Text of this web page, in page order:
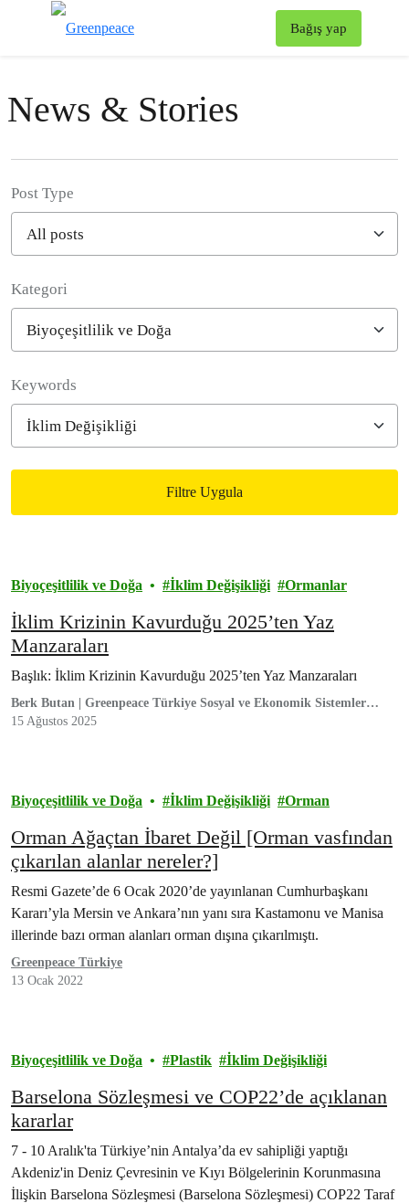
Bağış yap
News & Stories
Post Type
Kategori
Keywords
Filtre Uygula
Biyoçeşitlilik ve Doğa İklim Değişikliği Ormanlar
İklim Krizinin Kavurduğu 2025’ten Yaz
Manzaraları
Başlık: İklim Krizinin Kavurduğu 2025’ten Yaz Manzaraları
Berk Butan | Greenpeace Türkiye Sosyal ve Ekonomik Sistemler
Kampanya Sorumlusu
15 Ağustos 2025
Biyoçeşitlilik ve Doğa İklim Değişikliği Orman
Orman Ağaçtan İbaret Değil [Orman vasfından
çıkarılan alanlar nereler?]
Resmi Gazete’de 6 Ocak 2020’de yayınlanan Cumhurbaşkanı
Kararı’yla Mersin ve Ankara’nın yanı sıra Kastamonu ve Manisa
illerinde bazı orman alanları orman dışına çıkarılmıştı.
Greenpeace Türkiye
13 Ocak 2022
Biyoçeşitlilik ve Doğa Plastik İklim Değişikliği
Barselona Sözleşmesi ve COP22’de açıklanan
kararlar
7 - 10 Aralık'ta Türkiye’nin Antalya’da ev sahipliği yaptığı
Akdeniz'in Deniz Çevresinin ve Kıyı Bölgelerinin Korunmasına
İlişkin Barselona Sözleşmesi (Barselona Sözleşmesi) COP22 Taraf